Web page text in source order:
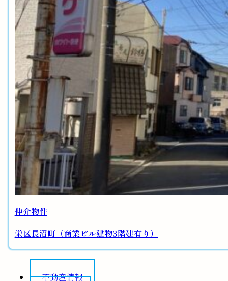
仲介物件
栄区長沼町（商業ビル建物3階建有り）
不動産情報